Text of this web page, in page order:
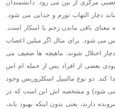
مرکزی از بین می رود. دانشمندان
دچار التهاب تورم و جدایی می شود.
باقی ماندن زخم یا اسکار است.
می شود. برای مثال اگر میلین اعصاب
دچار اختلال شوند، ماهیچه ها ضعیف می
بعضی از افراد پس از حمله ام اس
کند. دو نوع مالتیپل اسکلروزیس وجود
90 درصد بیماران ام اسی دیده می شود) و مشخصه اش این است که در
می یابد. 10 درصد بقیه، ام اس پیشرونده دارند، یعنی بدون اینکه بهبود یابد،